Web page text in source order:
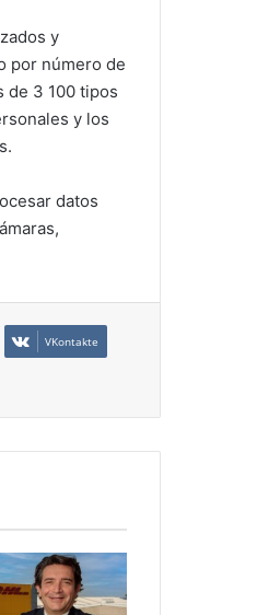
y
por número de
de 3 100 tipos
y los
datos
VKontakte